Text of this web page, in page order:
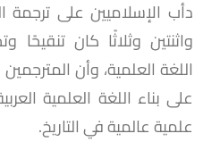
دأب الإسلاميين على
واثنتين وثلاثًا كان تنقيحًا
اللغة العلمية، وأن
على بناء اللغة العلمية
علمية عالمية في التاريخ.